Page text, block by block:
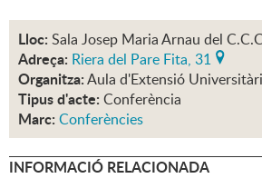
Lloc: Sala Josep Maria Arnau del
Adreça: Riera del Pare Fita, 31
Organitza:Aula d'Extensió
Tipus d'acte: Conferència
Marc: Conferències
INFORMACIÓ RELACIONADA